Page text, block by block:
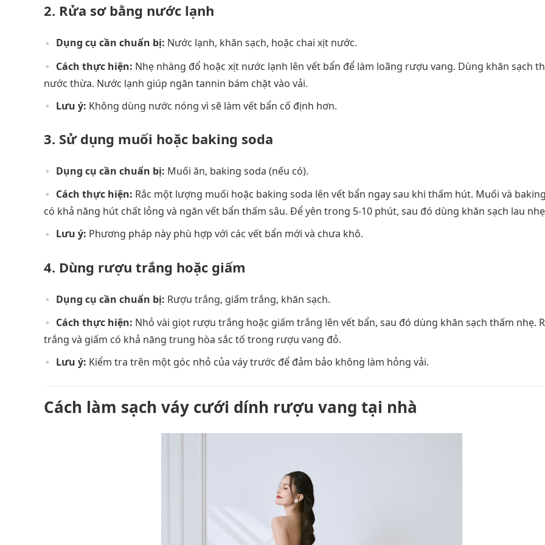
2. Rửa sơ bằng nước lạnh
Dụng cụ cần chuẩn bị: Nước lạnh, khăn sạch, hoặc chai xịt nước.
Cách thực hiện: Nhẹ nhàng đổ hoặc xịt nước lạnh lên vết bẩn để làm loãng rượu vang. Dùng khăn sạch
nước thừa. Nước lạnh giúp ngăn tannin bám chặt vào vải.
Lưu ý: Không dùng nước nóng vì sẽ làm vết bẩn cố định hơn.
3. Sử dụng muối hoặc baking soda
Dụng cụ cần chuẩn bị: Muối ăn, baking soda (nếu có).
Cách thực hiện: Rắc một lượng muối hoặc baking soda lên vết bẩn ngay sau khi thấm hút. Muối và
có khả năng hút chất lỏng và ngăn vết bẩn thấm sâu. Để yên trong 5-10 phút, sau đó dùng khăn sạch lau
Lưu ý: Phương pháp này phù hợp với các vết bẩn mới và chưa khô.
4. Dùng rượu trắng hoặc giấm
Dụng cụ cần chuẩn bị: Rượu trắng, giấm trắng, khăn sạch.
Cách thực hiện: Nhỏ vài giọt rượu trắng hoặc giấm trắng lên vết bẩn, sau đó dùng khăn sạch thấm nhẹ.
trắng và giấm có khả năng trung hòa sắc tố trong rượu vang đỏ.
Lưu ý: Kiểm tra trên một góc nhỏ của váy trước để đảm bảo không làm hỏng vải.
Cách làm sạch váy cưới dính rượu vang tại nhà